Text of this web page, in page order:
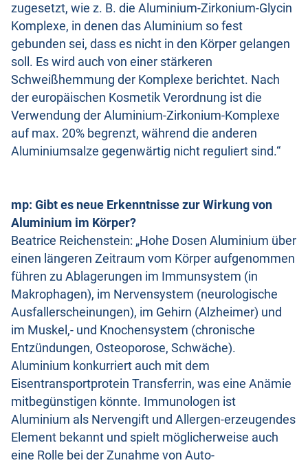
zugesetzt, wie z. B. die Aluminium-Zirkonium-Glycin
Komplexe, in denen das Aluminium so fest
gebunden sei, dass es nicht in den Körper gelangen
soll. Es wird auch von einer stärkeren
Schweißhemmung der Komplexe berichtet. Nach
der europäischen Kosmetik Verordnung ist die
Verwendung der Aluminium-Zirkonium-Komplexe
auf max. 20% begrenzt, während die anderen
Aluminiumsalze gegenwärtig nicht reguliert sind.“
mp: Gibt es neue Erkenntnisse zur Wirkung von
Aluminium im Körper?
Beatrice Reichenstein: „Hohe Dosen Aluminium über
einen längeren Zeitraum vom Körper aufgenommen
führen zu Ablagerungen im Immunsystem (in
Makrophagen), im Nervensystem (neurologische
Ausfallerscheinungen), im Gehirn (Alzheimer) und
im Muskel,- und Knochensystem (chronische
Entzündungen, Osteoporose, Schwäche).
Aluminium konkurriert auch mit dem
Eisentransportprotein Transferrin, was eine Anämie
mitbegünstigen könnte. Immunologen ist
Aluminium als Nervengift und Allergen-erzeugendes
Element bekannt und spielt möglicherweise auch
eine Rolle bei der Zunahme von Auto-